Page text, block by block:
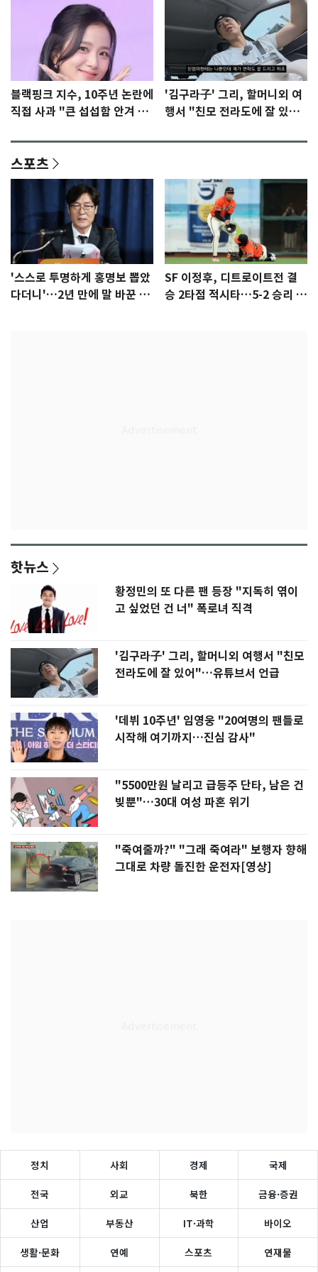
블랙핑크 지수, 10주년 논란에
직접 사과 "큰 섭섭함 안겨 미
'김구라子' 그리, 할머니외 여
행서 "친모 전라도에 잘 있
스포츠
'스스로 투명하게 홍명보 뽑았
다더니'…2년 만에 말 바꾼 이
SF 이정후, 디트로이트전 결
승 2타점 적시타…5-2 승리 견
핫뉴스
황정민의 또 다른 팬 등장 "지독히 엮이
고 싶었던 건 너" 폭로녀 직격
'김구라子' 그리, 할머니외 여행서 "친모
전라도에 잘 있어"…유튜브서 언급
'데뷔 10주년' 임영웅 "20여명의 팬들로
시작해 여기까지…진심 감사"
"5500만원 날리고 급등주 단타, 남은 건
빚뿐"…30대 여성 파혼 위기
"죽여줄까?" "그래 죽여라" 보행자 향해
그대로 차량 돌진한 운전자[영상]
정치 사회 경제 국제
전국 외교 북한 금융·증권
산업 부동산 IT·과학 바이오
생활·문화 연예 스포츠 연재물